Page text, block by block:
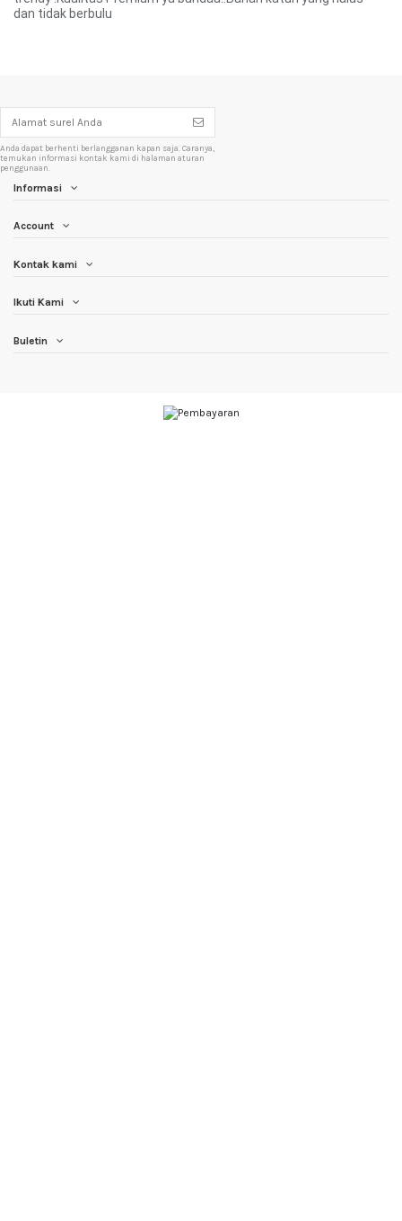
dan tidak berbulu
Anda dapat berhenti berlangganan kapan saja. Caranya,
temukan informasi kontak kami di halaman aturan
penggunaan.
Informasi
Account
Kontak kami
Ikuti Kami
Buletin